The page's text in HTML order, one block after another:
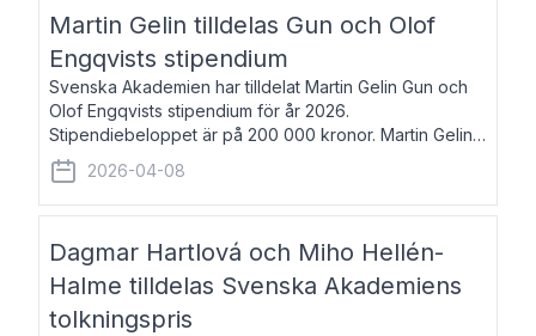
Martin Gelin tilldelas Gun och Olof
Engqvists stipendium
Svenska Akademien har tilldelat Martin Gelin Gun och
Olof Engqvists stipendium för år 2026.
Stipendiebeloppet är på 200 000 kronor. Martin Gelin,
född 1978, är journalist och författare. Han lever
numera i Paris men var under många år bosat
2026-04-08
Dagmar Hartlová och Miho Hellén-
Halme tilldelas Svenska Akademiens
tolkningspris